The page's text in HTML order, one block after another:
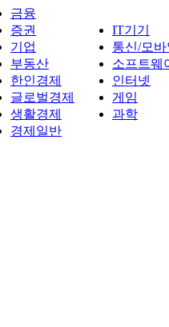
금융
증권
기업
부동산
한인경제
글로벌경제
생활경제
경제일반
IT기기
통신/모
소프트웨
인터넷
게임
과학